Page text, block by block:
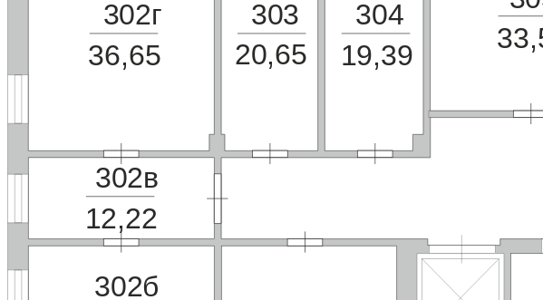
302б
302г 303 304
302в
36,65 20,65 19,39
12,22